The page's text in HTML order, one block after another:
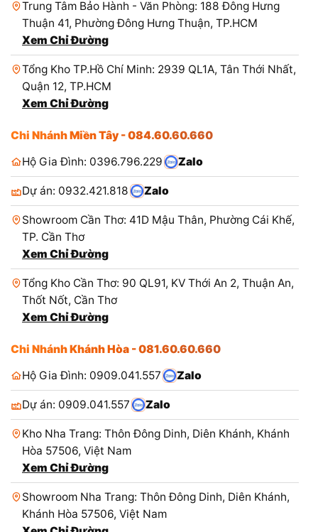
Trung Tâm Bảo Hành - Văn Phòng: 188 Đông Hưng
Thuận 41, Phường Đông Hưng Thuận, TP.HCM
Xem Chỉ Đường
Tổng Kho TP.Hồ Chí Minh: 2939 QL1A, Tân Thới Nhất,
Quận 12, TP.HCM
Xem Chỉ Đường
Chi Nhánh Miền Tây - 084.60.60.660
Hộ Gia Đình: 0396.796.229
Zalo
Dự án: 0932.421.818 Zalo
Showroom Cần Thơ: 41D Mậu Thân, Phường Cái Khế,
TP. Cần Thơ
Xem Chỉ Đường
Tổng Kho Cần Thơ: 90 QL91, KV Thới An 2, Thuận An,
Thốt Nốt, Cần Thơ
Xem Chỉ Đường
Chi Nhánh Khánh Hòa - 081.60.60.660
Hộ Gia Đình: 0909.041.557
Zalo
Dự án: 0909.041.557 Zalo
Kho Nha Trang: Thôn Đông Dinh, Diên Khánh, Khánh
Hòa 57506, Việt Nam
Xem Chỉ Đường
Showroom Nha Trang: Thôn Đông Dinh, Diên Khánh,
Khánh Hòa 57506, Việt Nam